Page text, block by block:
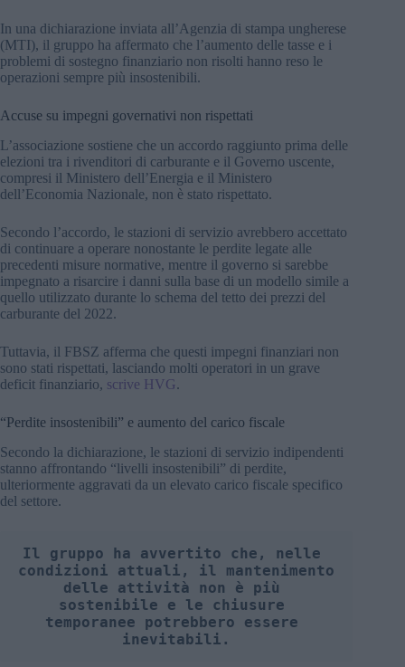
In una dichiarazione inviata all’Agenzia di stampa ungherese
(MTI), il gruppo ha affermato che l’aumento delle tasse e i
problemi di sostegno finanziario non risolti hanno reso le
operazioni sempre più insostenibili.
Accuse su impegni governativi non rispettati
L’associazione sostiene che un accordo raggiunto prima delle
elezioni tra i rivenditori di carburante e il Governo uscente,
compresi il Ministero dell’Energia e il Ministero
dell’Economia Nazionale, non è stato rispettato.
Secondo l’accordo, le stazioni di servizio avrebbero accettato
di continuare a operare nonostante le perdite legate alle
precedenti misure normative, mentre il governo si sarebbe
impegnato a risarcire i danni sulla base di un modello simile a
quello utilizzato durante lo schema del tetto dei prezzi del
carburante del 2022.
Tuttavia, il FBSZ afferma che questi impegni finanziari non
sono stati rispettati, lasciando molti operatori in un grave
deficit finanziario, scrive HVG.
“Perdite insostenibili” e aumento del carico fiscale
Secondo la dichiarazione, le stazioni di servizio indipendenti
stanno affrontando “livelli insostenibili” di perdite,
ulteriormente aggravati da un elevato carico fiscale specifico
del settore.
Il gruppo ha avvertito che, nelle
condizioni attuali, il mantenimento
delle attività non è più
sostenibile e le chiusure
temporanee potrebbero essere
inevitabili.